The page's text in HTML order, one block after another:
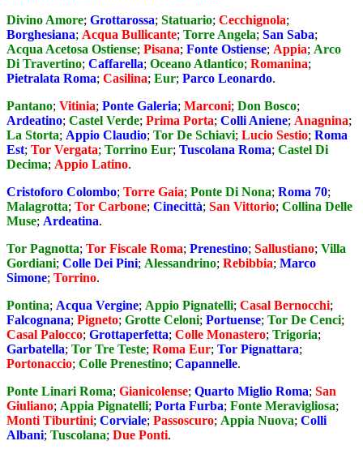
Divino Amore; Grottarossa; Statuario; Cecchignola;
Borghesiana; Acqua Bullicante; Torre Angela; San Saba;
Acqua Acetosa Ostiense; Pisana; Fonte Ostiense; Appia; Arco
Di Travertino; Caffarella; Oceano Atlantico; Romanina;
Pietralata Roma; Casilina; Eur; Parco Leonardo.
Pantano; Vitinia; Ponte Galeria; Marconi; Don Bosco;
Ardeatino; Castel Verde; Prima Porta; Colli Aniene; Anagnina;
La Storta; Appio Claudio; Tor De Schiavi; Lucio Sestio; Roma
Est; Tor Vergata; Torrino Eur; Tuscolana Roma; Castel Di
Decima; Appio Latino.
Cristoforo Colombo; Torre Gaia; Ponte Di Nona; Roma 70;
Malagrotta; Tor Carbone; Cinecittà; San Vittorio; Collina Delle
Muse; Ardeatina.
Tor Pagnotta; Tor Fiscale Roma; Prenestino; Sallustiano; Villa
Gordiani; Colle Dei Pini; Alessandrino; Rebibbia; Marco
Simone; Torrino.
Pontina; Acqua Vergine; Appio Pignatelli; Casal Bernocchi;
Falcognana; Pigneto; Grotte Celoni; Portuense; Tor De Cenci;
Casal Palocco; Grottaperfetta; Colle Monastero; Trigoria;
Garbatella; Tor Tre Teste; Roma Eur; Tor Pignattara;
Portonaccio; Colle Prenestino; Capannelle.
Ponte Linari Roma; Gianicolense; Quarto Miglio Roma; San
Giuliano; Appia Pignatelli; Porta Furba; Fonte Meravigliosa;
Monti Tiburtini; Corviale; Passoscuro; Appia Nuova; Colli
Albani; Tuscolana; Due Ponti.